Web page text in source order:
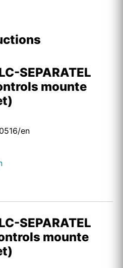
SEPARATEL
mounte
en
SEPARATEL
mounte